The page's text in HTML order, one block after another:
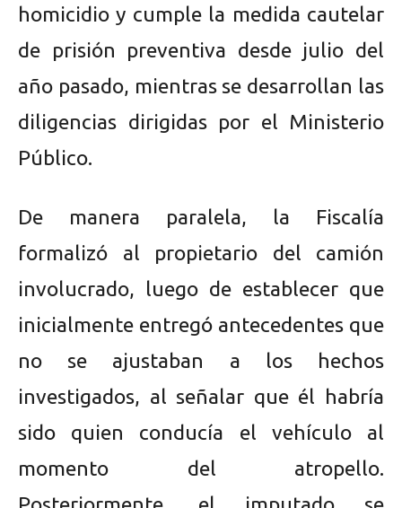
homicidio y cumple la medida cautelar
de prisión preventiva desde julio del
año pasado, mientras se desarrollan las
diligencias dirigidas por el Ministerio
Público.
De manera paralela, la Fiscalía
formalizó al propietario del camión
involucrado, luego de establecer que
inicialmente entregó antecedentes que
no se ajustaban a los hechos
investigados, al señalar que él habría
sido quien conducía el vehículo al
momento del atropello.